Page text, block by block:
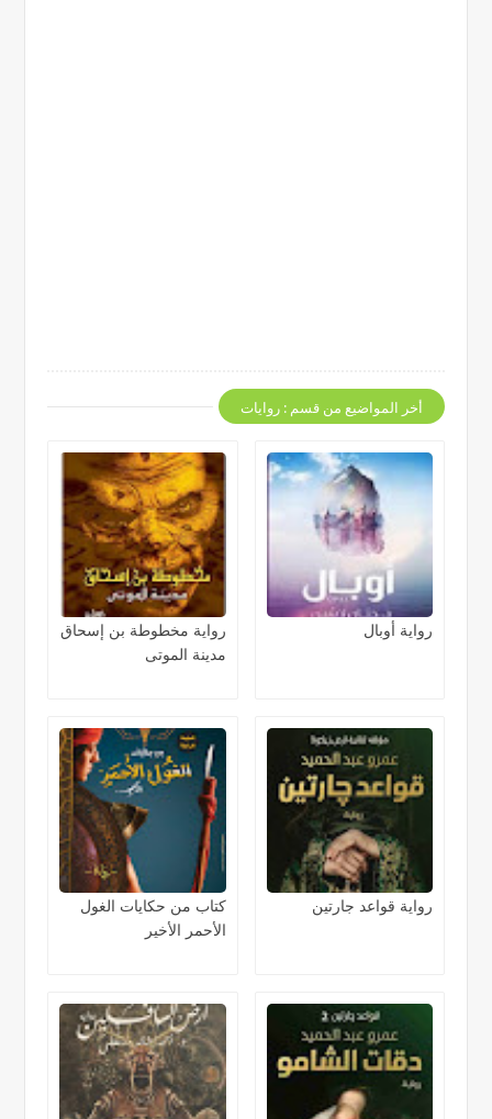
أخر المواضيع من قسم : روايات
رواية أوبال
رواية مخطوطة بن إسحاق
مدينة الموتى
رواية قواعد جارتين
كتاب من حكايات الغول
الأحمر الأخير